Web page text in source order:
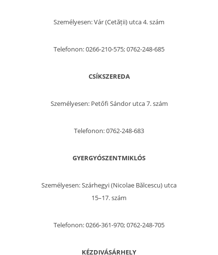
Személyesen: Vár (Cetății) utca 4. szám
Telefonon: 0266-210-575; 0762-248-685
CSÍKSZEREDA
Személyesen: Petőfi Sándor utca 7. szám
Telefonon: 0762-248-683
GYERGYÓSZENTMIKLÓS
Személyesen: Szárhegyi (Nicolae Bălcescu) utca
15–17. szám
Telefonon: 0266-361-970; 0762-248-705
KÉZDIVÁSÁRHELY